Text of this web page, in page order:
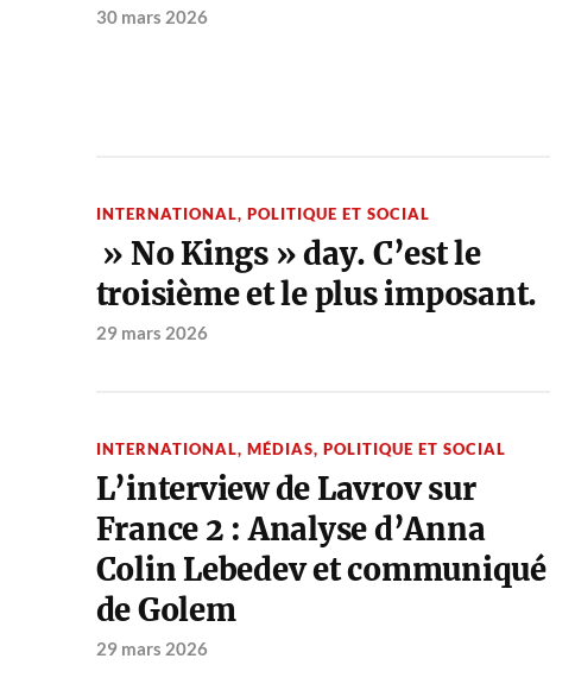
30 mars 2026
INTERNATIONAL, POLITIQUE ET SOCIAL
» No Kings » day. C’est le
troisième et le plus imposant.
29 mars 2026
INTERNATIONAL, MÉDIAS, POLITIQUE ET SOCIAL
L’interview de Lavrov sur
France 2 : Analyse d’Anna
Colin Lebedev et communiqué
de Golem
29 mars 2026